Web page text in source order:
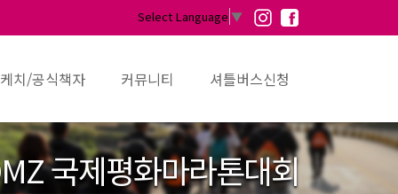
Select Language ▼
치/공식책자 커뮤니티 셔틀버스신청
국제평화마라톤대회